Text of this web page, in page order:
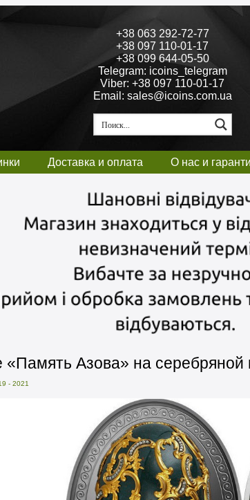
+38 063 292-72-77
+38 097 110-01-17
+38 099 644-05-50
Telegram: icoins_telegram
Viber: +38 097 110-01-17
Email: sales@icoins.com.ua
Доставка и оплата О нас и
Азова» на серебряной
- 2021